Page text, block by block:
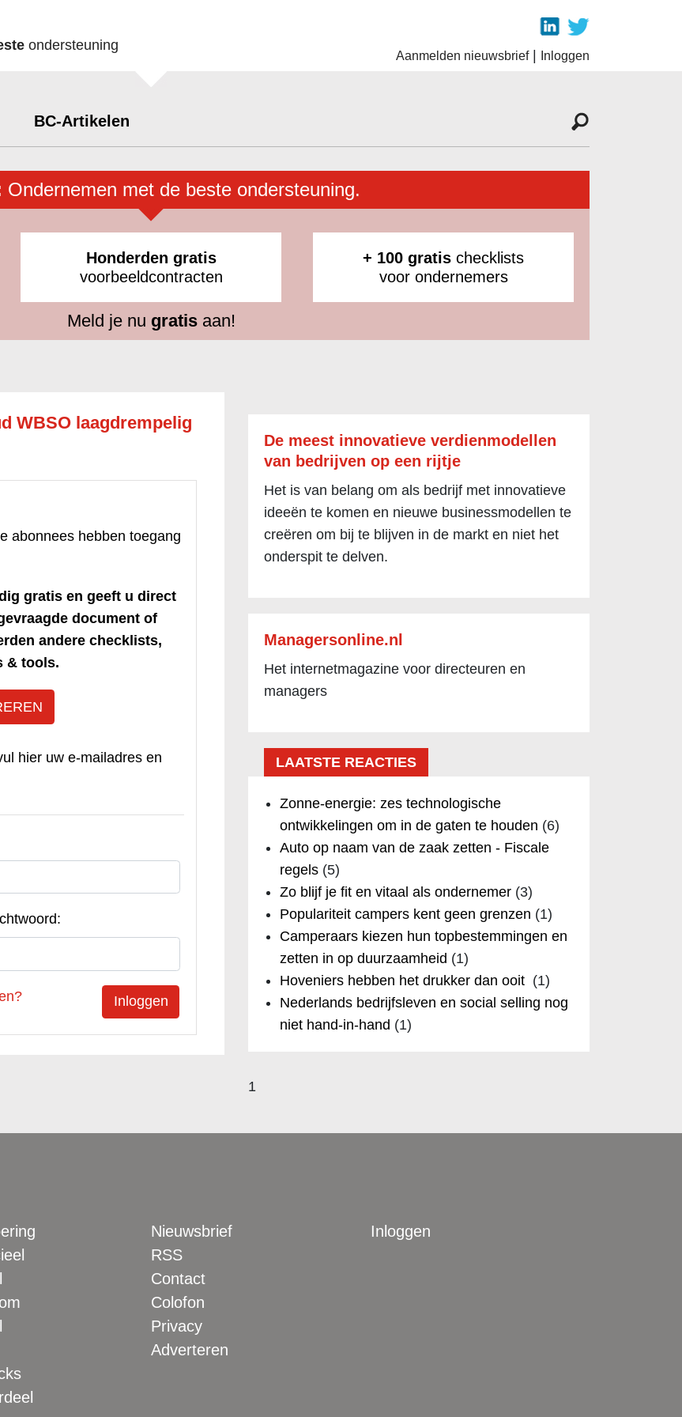
ondersteuning
Aanmelden nieuwsbrief| Inloggen
BC-Artikelen
Ondernemen met de beste ondersteuning.
Honderden gratis
voorbeeldcontracten
+ 100 gratis checklists
voor ondernemers
Meld je nu gratisaan!
WBSO laagdrempelig
abonnees hebben toegang
gratis en geeft u direct
document of
andere checklists,
& tools.
hier uw e-mailadres en
De meest innovatieve verdienmodellen
van bedrijven op een rijtje
Het is van belang om als bedrijf met innovatieve
ideeën te komen en nieuwe businessmodellen te
creëren om bij te blijven in de markt en niet het
onderspit te delven.
Managersonline.nl
Het internetmagazine voor directeuren en
managers
LAATSTE REACTIES
Zonne-energie: zes technologische
ontwikkelingen om in de gaten te houden (6)
Auto op naam van de zaak zetten - Fiscale
regels(5)
Zo blijf je fit en vitaal als ondernemer(3)
Populariteit campers kent geen grenzen (1)
Camperaars kiezen hun topbestemmingen en
zetten in op duurzaamheid (1)
Hoveniers hebben het drukker dan ooit (1)
Nederlands bedrijfsleven en social selling nog
niet hand-in-hand (1)
1
Nieuwsbrief
RSS
Contact
Colofon
Privacy
Adverteren
Inloggen